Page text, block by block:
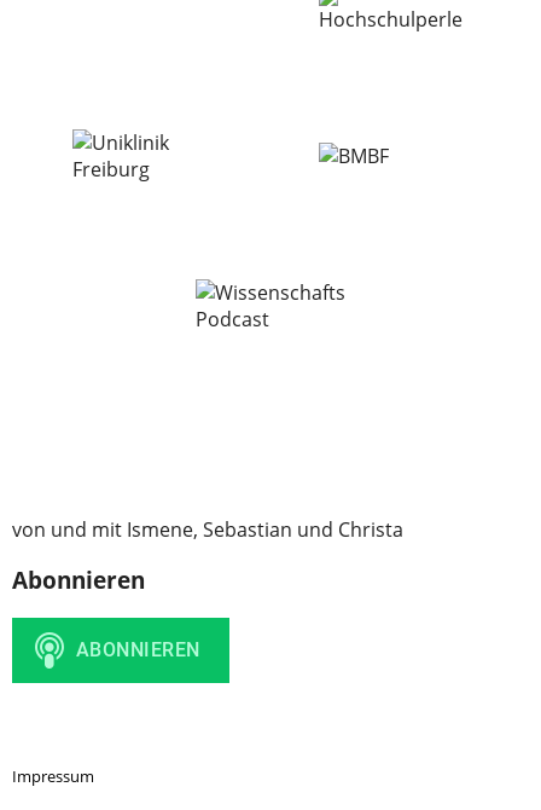
von und mit Ismene, Sebastian und Christa
Abonnieren
Impressum